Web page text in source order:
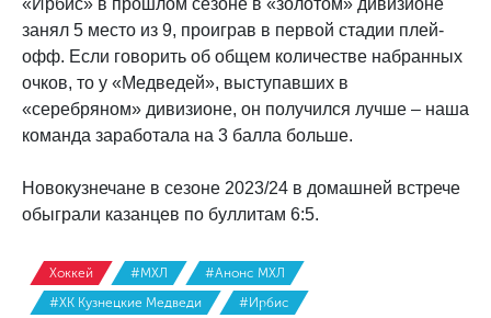
«Ирбис» в прошлом сезоне в «золотом» дивизионе
занял 5 место из 9, проиграв в первой стадии плей-
офф. Если говорить об общем количестве набранных
очков, то у «Медведей», выступавших в
«серебряном» дивизионе, он получился лучше – наша
команда заработала на 3 балла больше.
Новокузнечане в сезоне 2023/24 в домашней встрече
обыграли казанцев по буллитам 6:5.
Хоккей #МХЛ
#Анонс МХЛ
#ХК Кузнецкие Медведи
#Ирбис